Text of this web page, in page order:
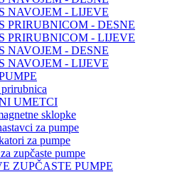
NAVOJEM - LIJEVE
PRIRUBNICOM - DESNE
PRIRUBNICOM - LIJEVE
NAVOJEM - DESNE
NAVOJEM - LIJEVE
UMETCI
sklopke
za pumpe
za pumpe
zupčaste pumpe
ZUPČASTE PUMPE